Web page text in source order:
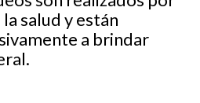
salud y están
a brindar